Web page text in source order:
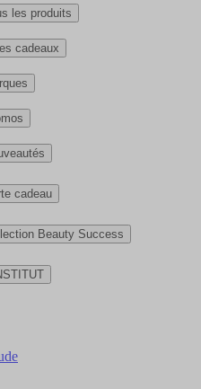
les produits
cadeaux
cadeau
Beauty Success